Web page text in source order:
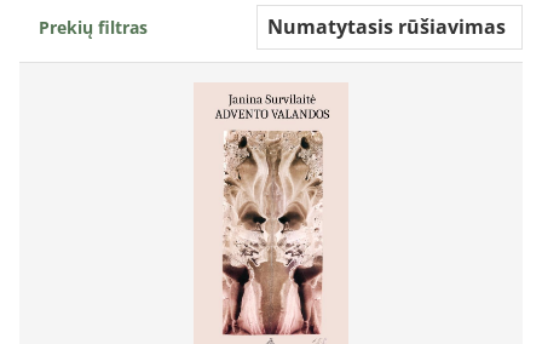
Prekių filtras